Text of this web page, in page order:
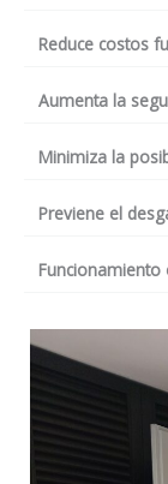
Reduce costos
Aumenta la
Minimiza la
Previene el